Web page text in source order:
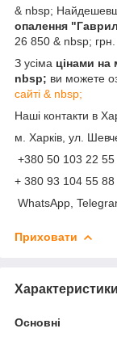
& nbsp;
опалення
26 850 & nbsp; грн.
З усіма цінами на
nbsp; ви можете
сайті & nbsp;
Наші контакти в
м. Харків, ул.
+380 50 103 22 55
+ 380 93 104 55 88
WhatsApp,
Приховати
Характеристики
Основні